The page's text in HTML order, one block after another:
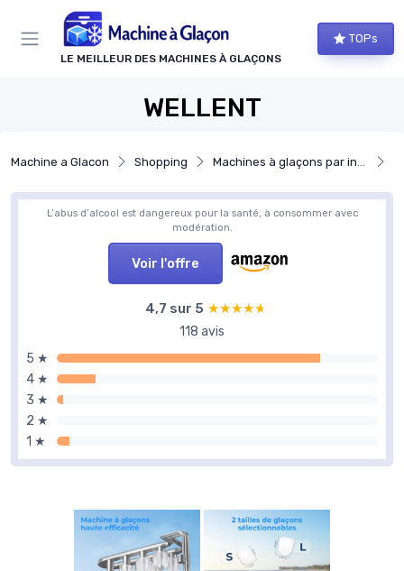
LE MEILLEUR DES MACHINES À GLAÇONS
TOPs
WELLENT
Machine a Glacon Shopping Machines à glaçons par installation
L’abus d’alcool est dangereux pour la santé, à consommer avec
modération.
Voir l'offre
4,7 sur 5 ★★★★★
★★★★★
118 avis
5 ★
4 ★
3 ★
2 ★
1 ★
Panneau de gestion des cookies